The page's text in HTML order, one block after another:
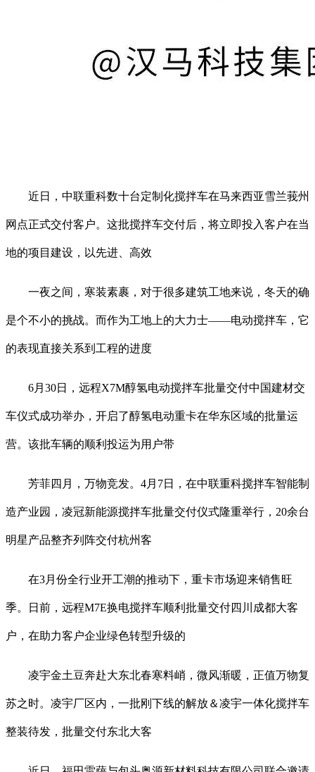
近日，中联重科数十台定制化搅拌车在马来西亚雪兰莪州
网点正式交付客户。这批搅拌车交付后，将立即投入客户在当
地的项目建设，以先进、高效
一夜之间，寒装素裹，对于很多建筑工地来说，冬天的确
是个不小的挑战。而作为工地上的大力士——电动搅拌车，它
的表现直接关系到工程的进度
6月30日，远程X7M醇氢电动搅拌车批量交付中国建材交
车仪式成功举办，开启了醇氢电动重卡在华东区域的批量运
营。该批车辆的顺利投运为用户带
芳菲四月，万物竞发。4月7日，在中联重科搅拌车智能制
造产业园，凌冠新能源搅拌车批量交付仪式隆重举行，20余台
明星产品整齐列阵交付杭州客
在3月份全行业开工潮的推动下，重卡市场迎来销售旺
季。日前，远程M7E换电搅拌车顺利批量交付四川成都大客
户，在助力客户企业绿色转型升级的
凌宇金土豆奔赴大东北春寒料峭，微风渐暖，正值万物复
苏之时。凌宇厂区内，一批刚下线的解放＆凌宇一体化搅拌车
整装待发，批量交付东北大客